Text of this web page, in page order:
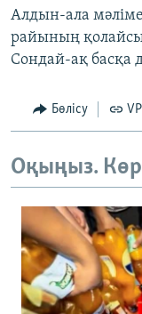
Алдын-ала
райының
Сондай-ақ басқа
Бөлісу
Оқыңыз.